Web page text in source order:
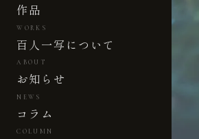
作品
WORKS
百人一写について
ABOUT
お知らせ
NEWS
コラム
COLUMN